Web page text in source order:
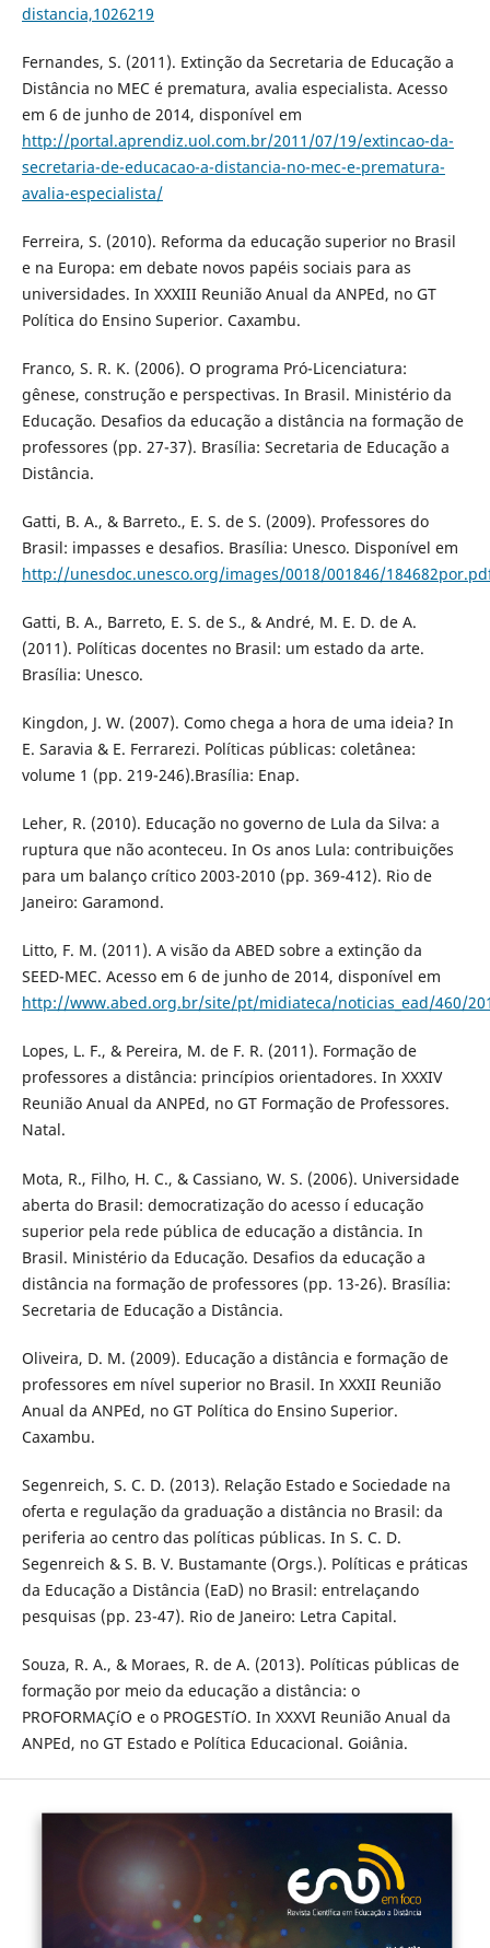
distancia,1026219
Fernandes, S. (2011). Extinção da Secretaria de Educação a
Distância no MEC é prematura, avalia especialista. Acesso
em 6 de junho de 2014, disponí­vel em
http://portal.aprendiz.uol.com.br/2011/07/19/extincao-da-
secretaria-de-educacao-a-distancia-no-mec-e-prematura-
avalia-especialista/
Ferreira, S. (2010). Reforma da educação superior no Brasil
e na Europa: em debate novos papéis sociais para as
universidades. In XXXIII Reunião Anual da ANPEd, no GT
Polí­tica do Ensino Superior. Caxambu.
Franco, S. R. K. (2006). O programa Pró-Licenciatura:
gênese, construção e perspectivas. In Brasil. Ministério da
Educação. Desafios da educação a distância na formação de
professores (pp. 27-37). Brasí­lia: Secretaria de Educação a
Distância.
Gatti, B. A., & Barreto., E. S. de S. (2009). Professores do
Brasil: impasses e desafios. Brasí­lia: Unesco. Disponí­vel em
http://unesdoc.unesco.org/images/0018/001846/
Gatti, B. A., Barreto, E. S. de S., & André, M. E. D. de A.
(2011). Polí­ticas docentes no Brasil: um estado da arte.
Brasí­lia: Unesco.
Kingdon, J. W. (2007). Como chega a hora de uma ideia? In
E. Saravia & E. Ferrarezi. Polí­ticas públicas: coletânea:
volume 1 (pp. 219-246).Brasí­lia: Enap.
Leher, R. (2010). Educação no governo de Lula da Silva: a
ruptura que não aconteceu. In Os anos Lula: contribuições
para um balanço crí­tico 2003-2010 (pp. 369-412). Rio de
Janeiro: Garamond.
Litto, F. M. (2011). A visão da ABED sobre a extinção da
SEED-MEC. Acesso em 6 de junho de 2014, disponí­vel em
http://www.abed.org.br/site/pt/midiateca/noticias_ead/460/
Lopes, L. F., & Pereira, M. de F. R. (2011). Formação de
professores a distância: princí­pios orientadores. In XXXIV
Reunião Anual da ANPEd, no GT Formação de Professores.
Natal.
Mota, R., Filho, H. C., & Cassiano, W. S. (2006). Universidade
aberta do Brasil: democratização do acesso í educação
superior pela rede pública de educação a distância. In
Brasil. Ministério da Educação. Desafios da educação a
distância na formação de professores (pp. 13-26). Brasí­lia:
Secretaria de Educação a Distância.
Oliveira, D. M. (2009). Educação a distância e formação de
professores em ní­vel superior no Brasil. In XXXII Reunião
Anual da ANPEd, no GT Polí­tica do Ensino Superior.
Caxambu.
Segenreich, S. C. D. (2013). Relação Estado e Sociedade na
oferta e regulação da graduação a distância no Brasil: da
periferia ao centro das polí­ticas públicas. In S. C. D.
Segenreich & S. B. V. Bustamante (Orgs.). Polí­ticas e práticas
da Educação a Distância (EaD) no Brasil: entrelaçando
pesquisas (pp. 23-47). Rio de Janeiro: Letra Capital.
Souza, R. A., & Moraes, R. de A. (2013). Polí­ticas públicas de
formação por meio da educação a distância: o
PROFORMAÇíO e o PROGESTíO. In XXXVI Reunião Anual da
ANPEd, no GT Estado e Polí­tica Educacional. Goiânia.